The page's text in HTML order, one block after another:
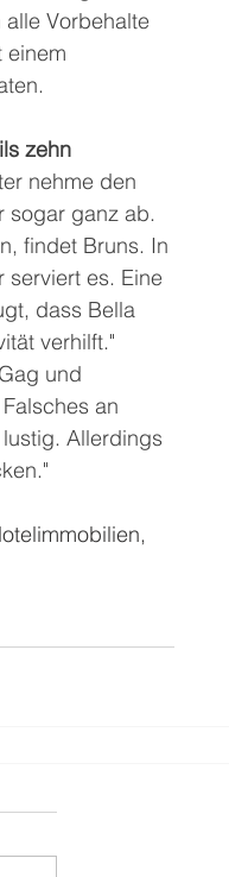
Vorbehalte
einem
zehn
nehme den
sogar ganz ab.
findet Bruns. In
serviert es. Eine
dass Bella
verhilft."
und
an
Allerdings